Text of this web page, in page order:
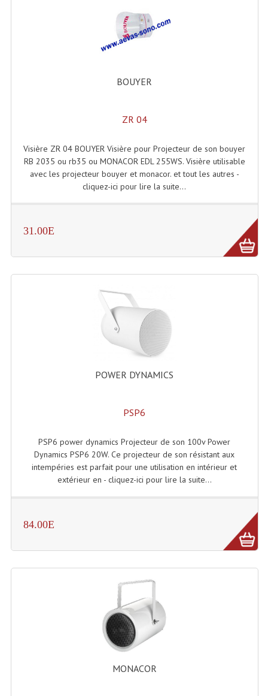
Diamants
Selecteurs Audio Vidéo
Casques Stéréo
Compresseurs , Limiteurs , Noise Gate
Enceintes, Système Amplifiés
Enceintes Passives Sono
Retours De Scène
Caisson De Basse Amplifié
Enceintes (Ecoutes De Studio)
Enceintes Autonomes Portables Amplifiées
Filtres Actifs, Correcteurs
Haut Parleurs Sono
Filtres Passifs
Haut-Parleurs Amplis Guitare
Moteurs Pavillons Pour Enceinte
BOUYER
ZR 04
Visière ZR 04 BOUYER Visière pour Projecteur de son bouyer
RB 2035 ou rb35 ou MONACOR EDL 255WS. Visière utilisable
avec les projecteur bouyer et monacor. et tout les autres -
cliquez-ici pour lire la suite...
31.00E
POWER DYNAMICS
PSP6
PSP6 power dynamics Projecteur de son 100v Power
Dynamics PSP6 20W. Ce projecteur de son résistant aux
intempéries est parfait pour une utilisation en intérieur et
extérieur en - cliquez-ici pour lire la suite...
84.00E
MONACOR